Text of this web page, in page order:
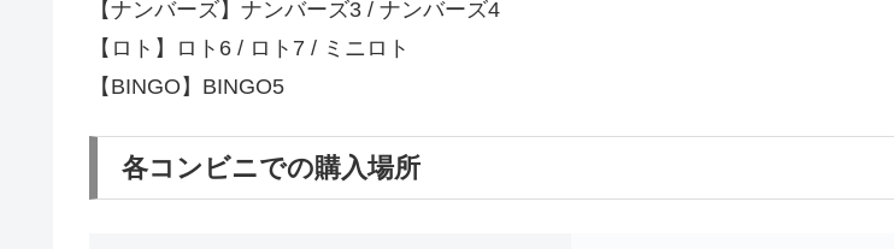
【ナンバーズ】ナンバーズ3 / ナンバーズ4
【ロト】ロト6 / ロト7 / ミニロト
【BINGO】BINGO5
各コンビニでの購入場所